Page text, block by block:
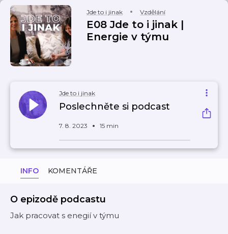
Jde to i jinak Vzdělání
E08 Jde to i jinak |
Energie v týmu
Jde to i jinak
Poslechněte si podcast
7. 8. 2023 15 min
INFO KOMENTÁŘE
O epizodě podcastu
Jak pracovat s enegií v týmu